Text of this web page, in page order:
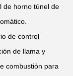
de horno túnel de
de control
de llama y
combustión para